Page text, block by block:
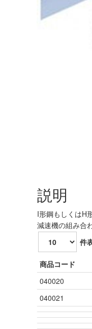
説明
I形鋼もしくはH
減速機の組み合
件
商品コード
040020
040021